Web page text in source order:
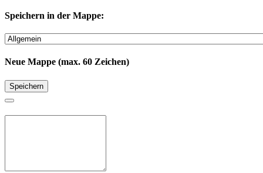
Speichern in der Mappe:
Neue Mappe (max. 60 Zeichen)
Speichern